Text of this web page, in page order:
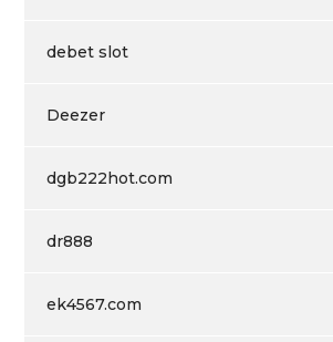
debet slot
Deezer
dgb222hot.com
dr888
ek4567.com